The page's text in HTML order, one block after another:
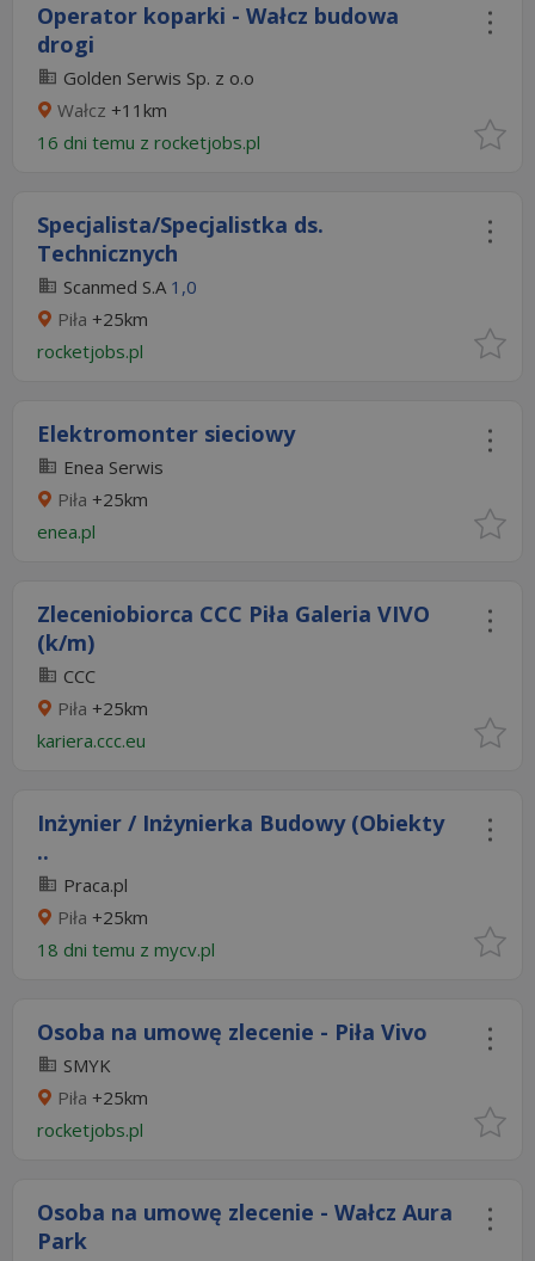
Operator koparki - Wałcz budowa
drogi
Golden Serwis Sp. z o.o
Wałcz +11km
16 dni temu z rocketjobs.pl
Specjalista/Specjalistka ds.
Technicznych
Scanmed S.A 1,0
Piła +25km
rocketjobs.pl
Elektromonter sieciowy
Enea Serwis
Piła +25km
enea.pl
Zleceniobiorca CCC Piła Galeria VIVO
(k/m)
CCC
Piła +25km
kariera.ccc.eu
Inżynier / Inżynierka Budowy (Obiekty
..
Praca.pl
Piła +25km
18 dni temu z mycv.pl
Osoba na umowę zlecenie - Piła Vivo
SMYK
Piła +25km
rocketjobs.pl
Osoba na umowę zlecenie - Wałcz Aura
Park